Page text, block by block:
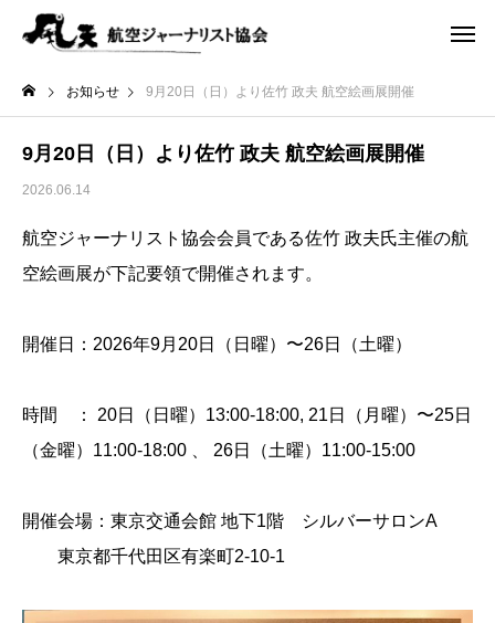
お知らせ 9月20日（日）より佐竹 政夫 航空絵画展開催
9月20日（日）より佐竹 政夫 航空絵画展開催
2026.06.14
航空ジャーナリスト協会会員である佐竹 政夫氏主催の航
空絵画展が下記要領で開催されます。
開催日：2026年9月20日（日曜）〜26日（土曜）
時間 ： 20日（日曜）13:00-18:00, 21日（月曜）〜25日
（金曜）11:00-18:00 、 26日（土曜）11:00-15:00
開催会場：東京交通会館 地下1階 シルバーサロンA
東京都千代田区有楽町2-10-1